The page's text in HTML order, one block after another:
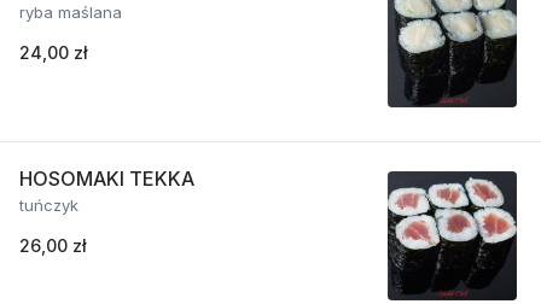
ryba maślana
24,00 zł
HOSOMAKI TEKKA
tuńczyk
26,00 zł